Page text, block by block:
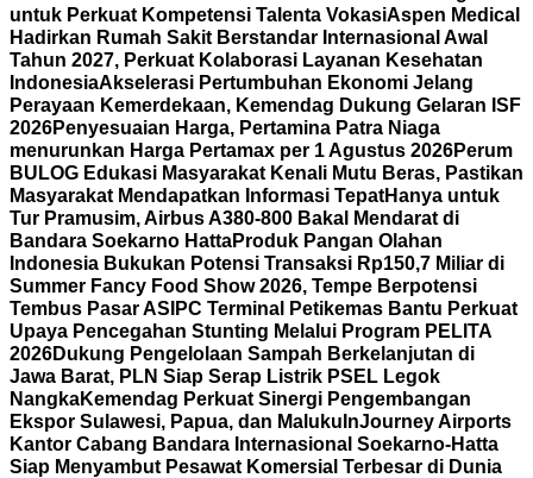
untuk Perkuat Kompetensi Talenta VokasiAspen Medical
Hadirkan Rumah Sakit Berstandar Internasional Awal
Tahun 2027, Perkuat Kolaborasi Layanan Kesehatan
IndonesiaAkselerasi Pertumbuhan Ekonomi Jelang
Perayaan Kemerdekaan, Kemendag Dukung Gelaran ISF
2026Penyesuaian Harga, Pertamina Patra Niaga
menurunkan Harga Pertamax per 1 Agustus 2026Perum
BULOG Edukasi Masyarakat Kenali Mutu Beras, Pastikan
Masyarakat Mendapatkan Informasi TepatHanya untuk
Tur Pramusim, Airbus A380-800 Bakal Mendarat di
Bandara Soekarno HattaProduk Pangan Olahan
Indonesia Bukukan Potensi Transaksi Rp150,7 Miliar di
Summer Fancy Food Show 2026, Tempe Berpotensi
Tembus Pasar AS IPC Terminal Petikemas Bantu Perkuat
Upaya Pencegahan Stunting Melalui Program PELITA
2026Dukung Pengelolaan Sampah Berkelanjutan di
Jawa Barat, PLN Siap Serap Listrik PSEL Legok
NangkaKemendag Perkuat Sinergi Pengembangan
Ekspor Sulawesi, Papua, dan Maluku InJourney Airports
Kantor Cabang Bandara Internasional Soekarno-Hatta
Siap Menyambut Pesawat Komersial Terbesar di Dunia